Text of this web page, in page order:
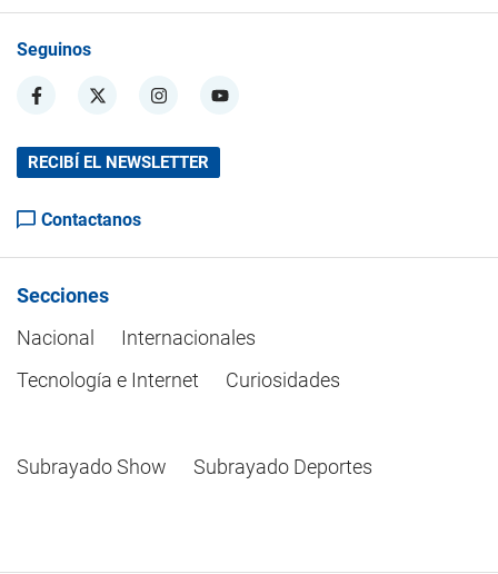
Seguinos
RECIBÍ EL NEWSLETTER
Contactanos
Secciones
Nacional
Internacionales
Tecnología e Internet
Curiosidades
Subrayado Show Subrayado Deportes